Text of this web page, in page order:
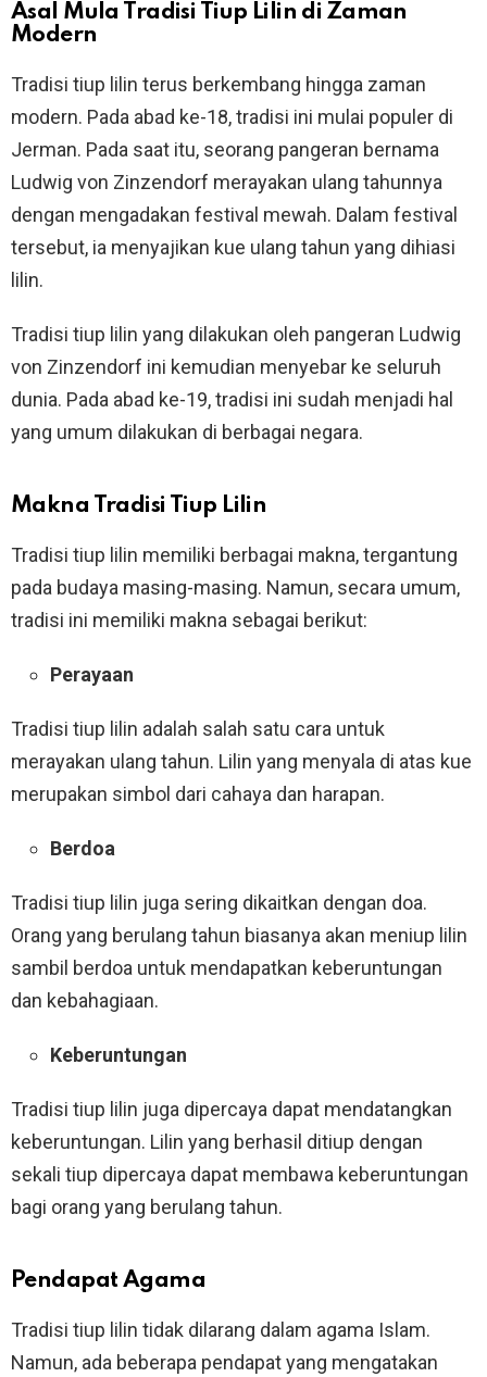
Asal Mula Tradisi Tiup Lilin di Zaman
Modern
Tradisi tiup lilin terus berkembang hingga zaman
modern. Pada abad ke-18, tradisi ini mulai populer di
Jerman. Pada saat itu, seorang pangeran bernama
Ludwig von Zinzendorf merayakan ulang tahunnya
dengan mengadakan festival mewah. Dalam festival
tersebut, ia menyajikan kue ulang tahun yang dihiasi
lilin.
Tradisi tiup lilin yang dilakukan oleh pangeran Ludwig
von Zinzendorf ini kemudian menyebar ke seluruh
dunia. Pada abad ke-19, tradisi ini sudah menjadi hal
yang umum dilakukan di berbagai negara.
Makna Tradisi Tiup Lilin
Tradisi tiup lilin memiliki berbagai makna, tergantung
pada budaya masing-masing. Namun, secara umum,
tradisi ini memiliki makna sebagai berikut:
Perayaan
Tradisi tiup lilin adalah salah satu cara untuk
merayakan ulang tahun. Lilin yang menyala di atas kue
merupakan simbol dari cahaya dan harapan.
Berdoa
Tradisi tiup lilin juga sering dikaitkan dengan doa.
Orang yang berulang tahun biasanya akan meniup lilin
sambil berdoa untuk mendapatkan keberuntungan
dan kebahagiaan.
Keberuntungan
Tradisi tiup lilin juga dipercaya dapat mendatangkan
keberuntungan. Lilin yang berhasil ditiup dengan
sekali tiup dipercaya dapat membawa keberuntungan
bagi orang yang berulang tahun.
Pendapat Agama
Tradisi tiup lilin tidak dilarang dalam agama Islam.
Namun, ada beberapa pendapat yang mengatakan